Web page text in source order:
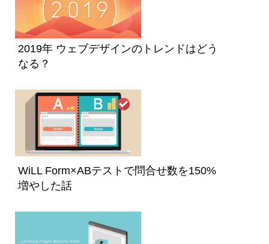
2019年 ウェブデザインのトレンドはどう
なる？
WiLL Form×ABテストで問合せ数を150%
増やした話